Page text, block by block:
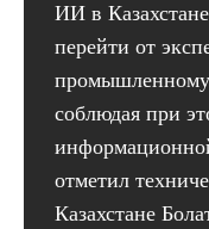
ИИ в
перейти от
соблюдая при
отметил
Казахстане